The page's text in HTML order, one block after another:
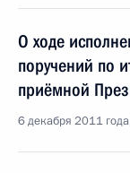
О ходе
поручений по
приёмной
6 декабря 2011